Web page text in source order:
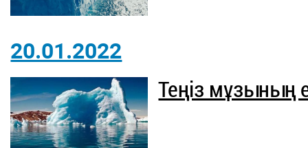
20.01.2022
Теңіз мұзының